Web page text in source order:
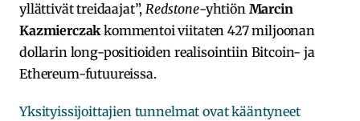
yllättivät treidaajat”,Redstone-yhtiön Marcin
Kazmierczakkommentoi viitaten 427 miljoonan
dollarin long-positioiden realisointiin Bitcoin- ja
Ethereum-futuureissa.
Yksityissijoittajien tunnelmat ovat kääntyneet